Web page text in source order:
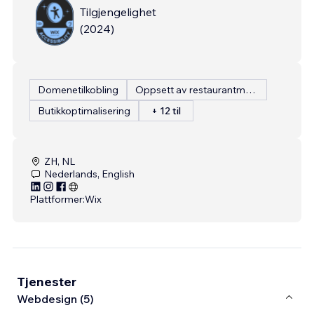
Tilgjengelighet
(2024)
Domenetilkobling
Oppsett av restaurantmeny
Butikkoptimalisering
+ 12 til
ZH, NL
Nederlands, English
Plattformer:Wix
Tjenester
Webdesign (5)